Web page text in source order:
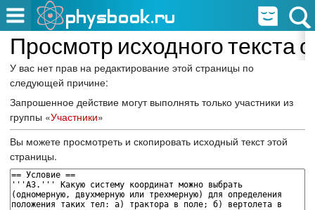
Просмотр исходного
У вас нет прав на редактирование этой страницы по
следующей причине:
Запрошенное действие могут выполнять только участники из
группы «Участники»
Вы можете просмотреть и скопировать исходный текст этой
страницы.